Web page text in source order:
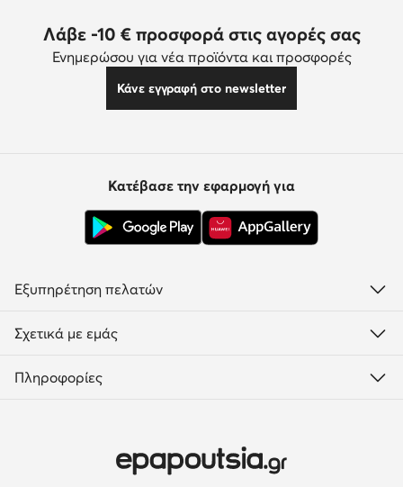
Λάβε -10 € προσφορά στις αγορές σας
Ενημερώσου για νέα προϊόντα και προσφορές
Κάνε εγγραφή στο newsletter
Κατέβασε την εφαρμογή για
Εξυπηρέτηση πελατών
Σχετικά με εμάς
Πληροφορίες